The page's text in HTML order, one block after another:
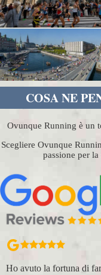
COSA NE
Ovunque Running è un
Scegliere Ovunque
passione per
Ho avuto la fortuna di